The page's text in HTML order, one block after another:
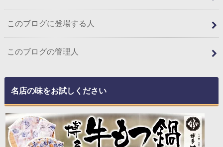
このブログに登場する人
このブログの管理人
名店の味をお試しください